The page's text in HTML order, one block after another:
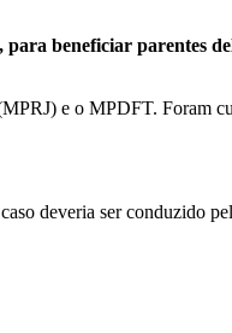
beneficiar parentes
e o MPDFT. Foram
deveria ser conduzido